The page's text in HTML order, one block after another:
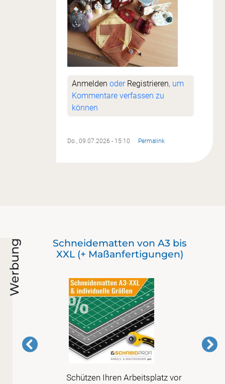
Anmelden oder Registrieren, um
Kommentare verfassen zu
können
Do., 09.07.2026 - 15:10 Permalink
Werbung
Schneidematten von A3 bis
XXL (+ Maßanfertigungen)
Schützen Ihren Arbeitsplatz vor